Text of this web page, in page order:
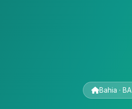
Bahia · BA